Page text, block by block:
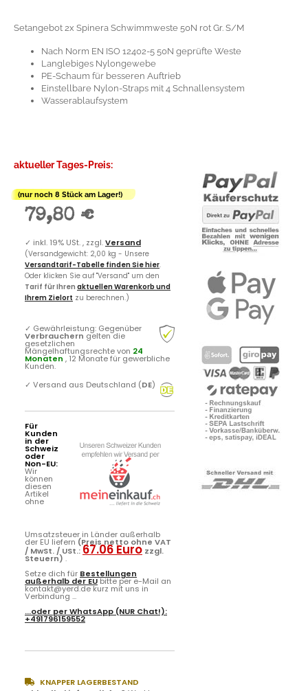
Setangebot 2x Spinera Schwimmweste 50N rot Gr. S/M
Nach Norm EN ISO 12402-5 50N geprüfte Weste
Langlebiges Nylongewebe
PE-Schaum für besseren Auftrieb
Einstellbare Nylon-Straps mit 4 Schnallensystem
Wasserablaufsystem
aktueller Tages-Preis:
(nur noch 8 Stück am Lager!)
79,80 €
✓ inkl. 19% USt. , zzgl.Versand
(Versandgewicht: 2,00 kg - Unsere
Versandtarif-Tabelle finden Sie hier.
Oder klicken Sie auf "Versand" um den
Tarif für Ihren aktuellen Warenkorb und
Ihrem Zielort zu berechnen.)
✓ Gewährleistung: Gegenüber
Verbrauchern gelten die
gesetzlichen
Mängelhaftungsrechte von 24
Monaten , 12 Monate für gewerbliche
Kunden.
✓ Versand aus Deutschland (DE)
Für
Kunden
in der
Schweiz
oder
Non-EU:
Wir
können
diesen
Artikel
ohne
Umsatzsteuer in Länder außerhalb
der EU liefern (Preis netto ohne VAT
/ MwSt. / USt.:67.06 Euro zzgl.
Steuern) .
Setze dich für Bestellungen
außerhalb der EUbitte per e-Mail an
kontakt@yerd.de kurz mit uns in
Verbindung ...
...oder perWhatsApp (NUR Chat!):
+491796159552
KNAPPER LAGERBESTAND